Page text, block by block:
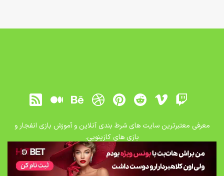
معرفی معتبرترین سایت های شرط بندی آنلاین و آموزش بازی انفجار و
بازی های کازینویی.